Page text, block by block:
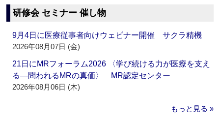
研修会 セミナー 催し物
9月4日に医療従事者向けウェビナー開催 サクラ精機
2026年08月07日 (金)
21日にMRフォーラム2026 〈学び続ける力が医療を支え
る―問われるMRの真価〉 MR認定センター
2026年08月06日 (木)
もっと見る »